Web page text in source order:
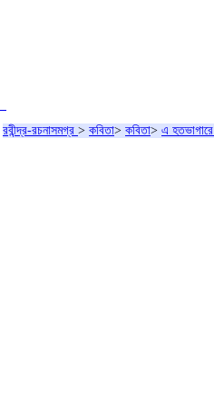
রবীন্দ্র-রচনাসমগ্র > কবিতা> কবিতা> এ